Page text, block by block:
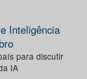
Inteligência
para discutir
IA